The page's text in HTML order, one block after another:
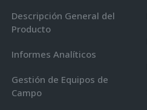
Descripción General del
Producto
Informes Analíticos
Gestión de Equipos de
Campo